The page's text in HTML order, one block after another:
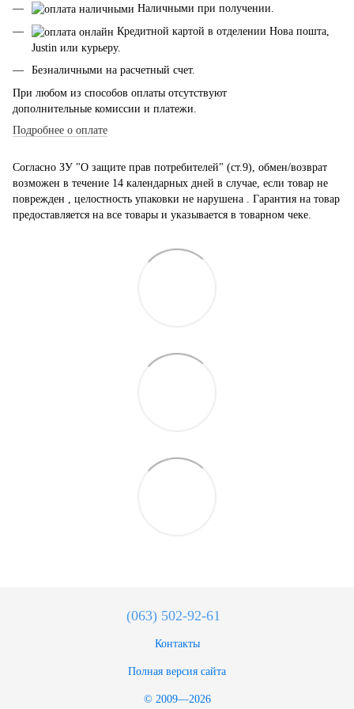
Наличными при получении.
Кредитной картой в отделении Нова пошта,
Justin или курьеру.
Безналичными на расчетный счет.
При любом из способов оплаты отсутствуют
дополнительные комиссии и платежи.
Подробнее о оплате
Согласно ЗУ "О защите прав потребителей" (ст.9), обмен/возврат
возможен в течение 14 календарных дней в случае, если товар не
поврежден , целостность упаковки не нарушена . Гарантия на товар
предоставляется на все товары и указывается в товарном чеке.
(063) 502-92-61
Контакты
Полная версия сайта
© 2009—2026